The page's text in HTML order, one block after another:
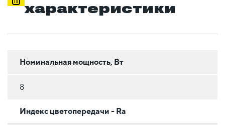
характеристики
Номинальная мощность, Вт
8
Индекс цветопередачи - Ra